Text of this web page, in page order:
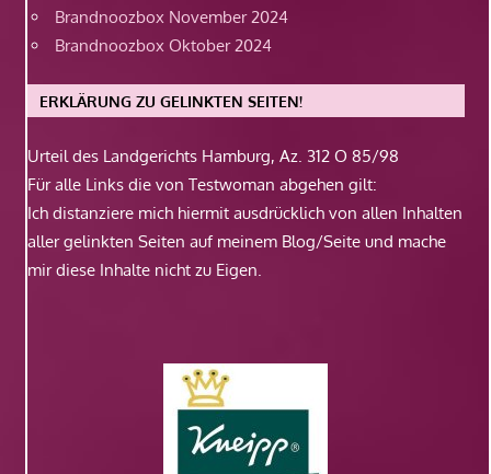
Brandnoozbox November 2024
Brandnoozbox Oktober 2024
ERKLÄRUNG ZU GELINKTEN SEITEN!
Urteil des Landgerichts Hamburg, Az. 312 O 85/98
Für alle Links die von Testwoman abgehen gilt:
Ich distanziere mich hiermit ausdrücklich von allen Inhalten
aller gelinkten Seiten auf meinem Blog/Seite und mache
mir diese Inhalte nicht zu Eigen.